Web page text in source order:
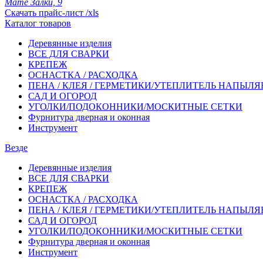
Скачать прайс-лист /xls
Каталог товаров
Деревянные изделия
ВСЕ ДЛЯ СВАРКИ
КРЕПЕЖ
ОСНАСТКА / РАСХОДКА
ПЕНА / КЛЕЯ / ГЕРМЕТИКИ/УТЕПЛИТЕЛЬ
САД И ОГОРОД
УГОЛКИ/ПОДОКОННИКИ/МОСКИТНЫЕ СЕТКИ
Фурнитура дверная и оконная
Инструмент
Везде
Деревянные изделия
ВСЕ ДЛЯ СВАРКИ
КРЕПЕЖ
ОСНАСТКА / РАСХОДКА
ПЕНА / КЛЕЯ / ГЕРМЕТИКИ/УТЕПЛИТЕЛЬ
САД И ОГОРОД
УГОЛКИ/ПОДОКОННИКИ/МОСКИТНЫЕ СЕТКИ
Фурнитура дверная и оконная
Инструмент